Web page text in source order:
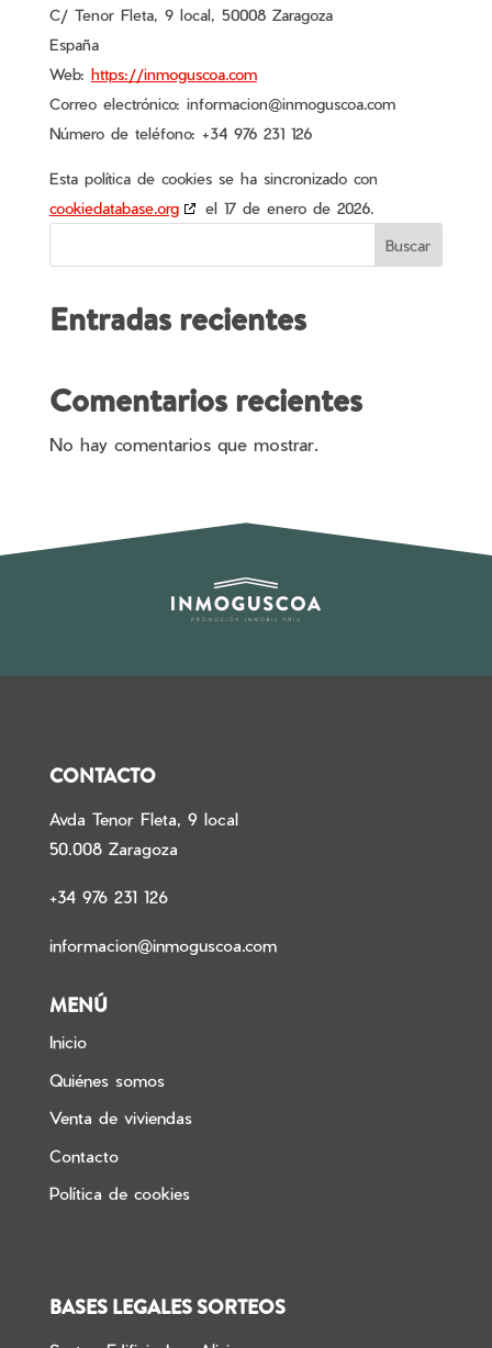
C/ Tenor Fleta, 9 local, 50008 Zaragoza
España
Web: https://inmoguscoa.com
Correo electrónico: informacion@inmoguscoa.com
Número de teléfono: +34 976 231 126
Esta política de cookies se ha sincronizado con
cookiedatabase.org
el 17 de enero de 2026.
Buscar
Entradas recientes
Comentarios recientes
No hay comentarios que mostrar.
CONTACTO
Avda Tenor Fleta, 9 local
50.008 Zaragoza
+34 976 231 126
informacion@inmoguscoa.com
MENÚ
Inicio
Quiénes somos
Venta de viviendas
Contacto
Política de cookies
BASES LEGALES SORTEOS